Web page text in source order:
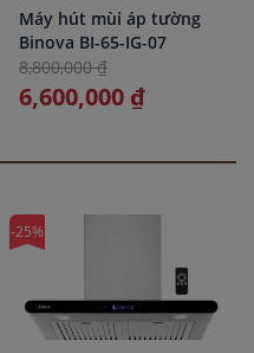
Máy hút mùi áp tường
Binova BI-65-IG-07
8,800,000 ₫
6,600,000 ₫
-25%